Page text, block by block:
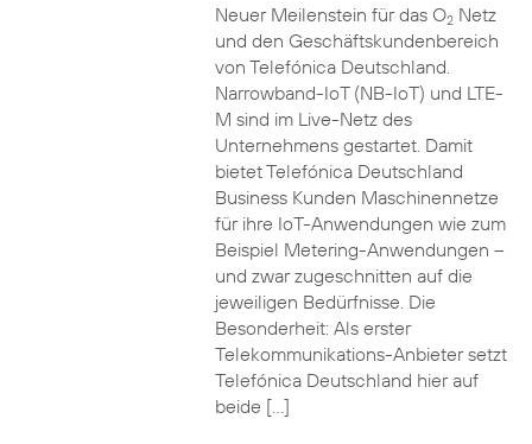
Neuer Meilenstein für das O2Netz
und den Geschäftskundenbereich
von Telefónica Deutschland.
Narrowband-IoT (NB-IoT) und LTE-
M sind im Live-Netz des
Unternehmens gestartet. Damit
bietet Telefónica Deutschland
Business Kunden Maschinennetze
für ihre IoT-Anwendungen wie zum
Beispiel Metering-Anwendungen –
und zwar zugeschnitten auf die
jeweiligen Bedürfnisse. Die
Besonderheit: Als erster
Telekommunikations-Anbieter setzt
Telefónica Deutschland hier auf
beide […]